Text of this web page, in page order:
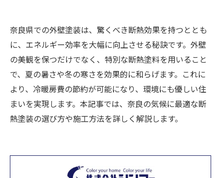
奈良県での外壁塗装は、驚くべき断熱効果を持つととも
に、エネルギー効率を大幅に向上させる秘訣です。外壁
の美観を保つだけでなく、特別な断熱塗料を用いること
で、夏の暑さや冬の寒さを効果的に和らげます。これに
より、冷暖房費の節約が可能になり、環境にも優しい住
まいを実現します。本記事では、奈良の気候に最適な断
熱塗装の選び方や施工方法を詳しく解説します。